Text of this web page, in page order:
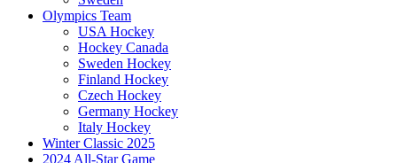
Olympics Team
USA Hockey
Hockey Canada
Sweden Hockey
Finland Hockey
Czech Hockey
Germany Hockey
Italy Hockey
Winter Classic 2025
2024 All-Star Game